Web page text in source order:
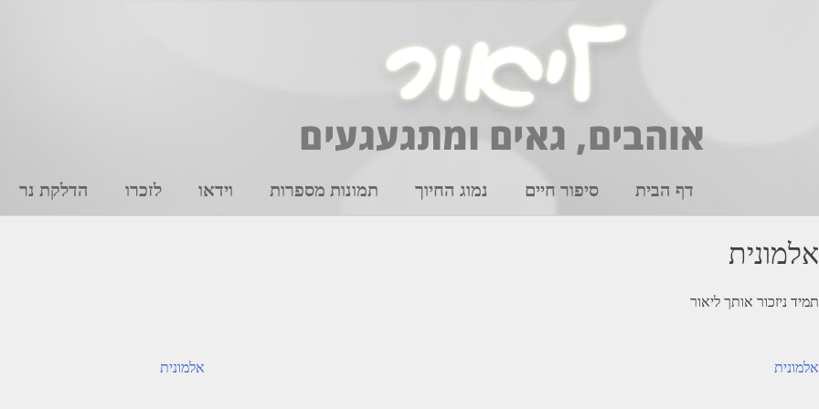
דף הבית סיפור חיים נמוג החיוך תמונות מספרות וידאו לזכרו הדלקת נר
אלמונית
תמיד ניזכור אותך ליאור
ניווט אלמונית אלמונית